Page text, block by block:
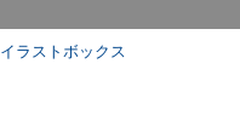
イラストボックス